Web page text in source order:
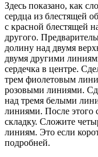
Здесь показано, как
сердца из блестящей
с красной блестящей
другого.
долину над двумя
двумя другими
сердечка в центре.
трем фиолетовым
розовыми линиями.
над тремя белыми
линиями. После этого
складку. Сложите
линиям. Это если
подробней.